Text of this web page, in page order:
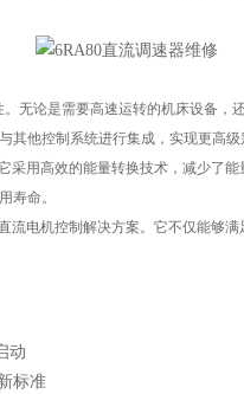
论是需要高速运转的机床设备，
他控制系统进行集成，实现更高级
用高效的能量转换技术，减少了能
寿命。
电机控制解决方案。它不仅能够
动
标准